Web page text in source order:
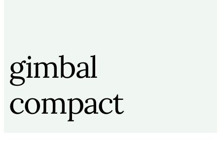
gimbal
compact